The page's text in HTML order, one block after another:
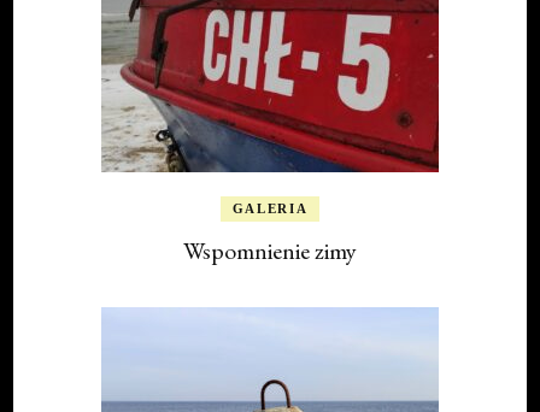
GALERIA
Wspomnienie zimy